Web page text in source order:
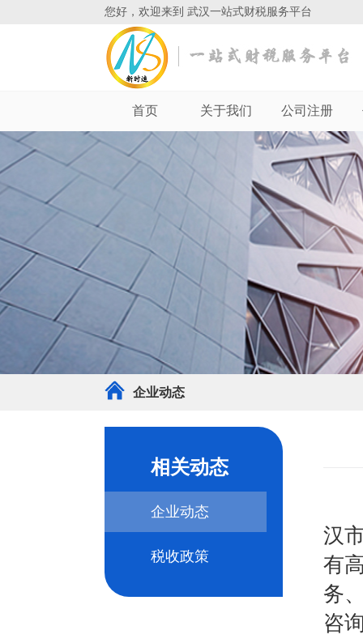
您好，欢迎来到 武汉一站式财税服务平台
首页 关于我们 公司注册
企业动态
相关动态
企业动态
税收政策
汉
有
务
咨